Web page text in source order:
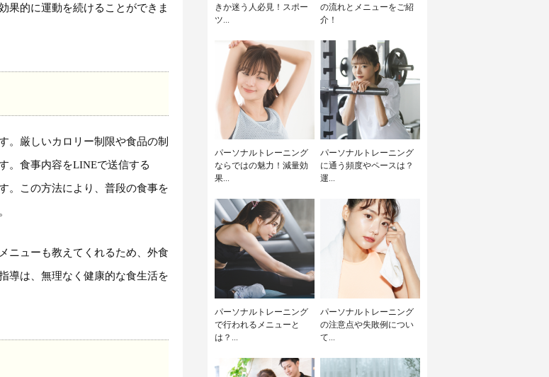
果的に運動を続けることができま
。厳しいカロリー制限や食品の制
。食事内容をLINEで送信する
。この方法により、普段の食事を
ニューも教えてくれるため、外食
導は、無理なく健康的な食生活を
きか迷う人必見！スポー
ツ...
の流れとメニューをご紹
介！
パーソナルトレーニング
ならではの魅力！減量効
果...
パーソナルトレーニング
に通う頻度やペースは？
運...
パーソナルトレーニング
で行われるメニューと
は？...
パーソナルトレーニング
の注意点や失敗例につい
て...